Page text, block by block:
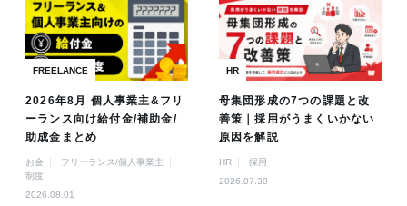
FREELANCE
2026年8月 個人事業主&フリ
ーランス向け給付金/補助金/
助成金まとめ
お金
フリーランス/個人事業主
制度
2026.08.01
HR
母集団形成の7つの課題と改
善策｜採用がうまくいかない
原因を解説
HR
採用
2026.07.30